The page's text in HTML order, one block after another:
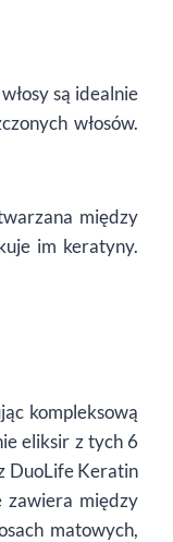
są idealnie
włosów.
między
im keratyny.
kompleksową
eliksir z tych 6
DuoLife Keratin
zawiera między
matowych,